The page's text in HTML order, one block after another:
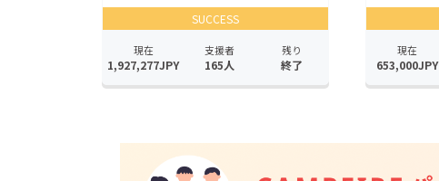
SUCCESS
現在
1,927,277JPY
支援者
165人
残り
終了
現在
653,000JPY